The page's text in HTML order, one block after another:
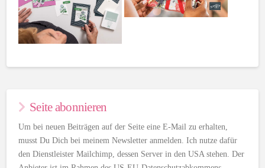
Seite abonnieren
Um bei neuen Beiträgen auf der Seite eine E-Mail zu erhalten,
musst Du Dich bei meinem Newsletter anmelden. Ich nutze dafür
den Dienstleister Mailchimp, dessen Server in den USA stehen. Der